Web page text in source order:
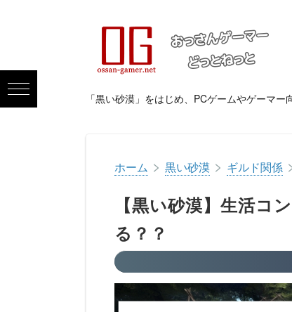
「黒い砂漠」をはじめ、PCゲームやゲーマ
ホーム > 黒い砂漠 > ギルド関係
【黒い砂漠】生活コ
る？？